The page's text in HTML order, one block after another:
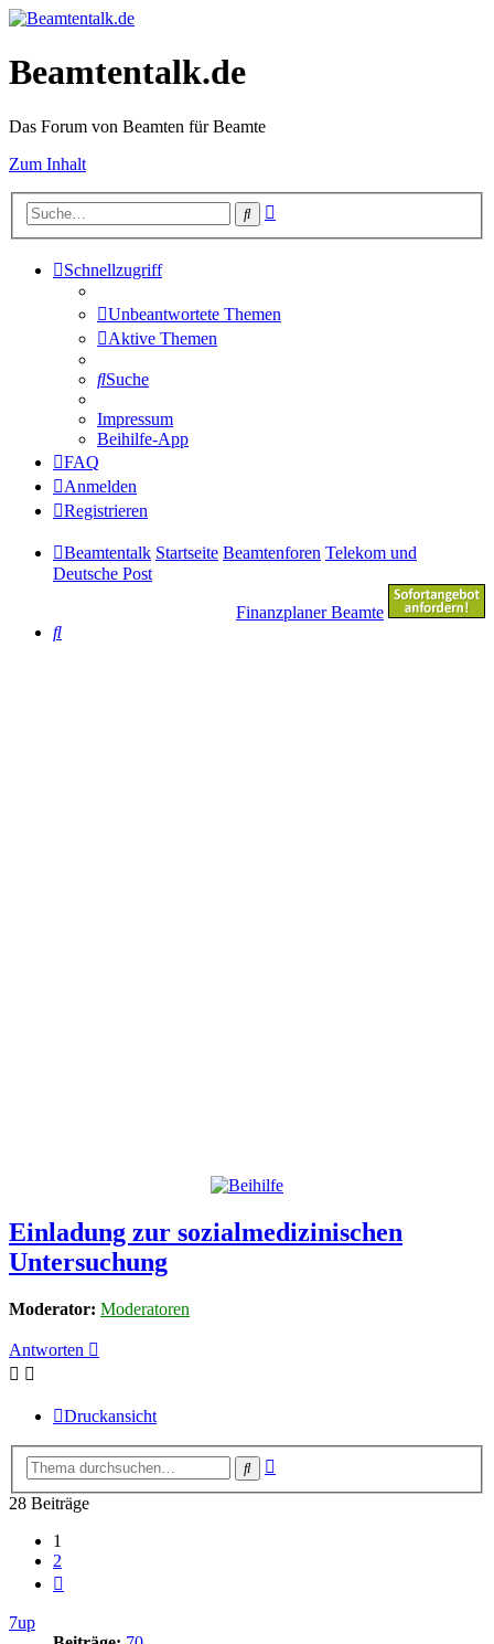
Beamtentalk.de
Das Forum von Beamten für Beamte
Zum Inhalt
Suche
Schnellzugriff
Unbeantwortete Themen
Aktive Themen
Suche
Impressum
Beihilfe-App
FAQ
Anmelden
Registrieren
Beamtentalk Startseite Beamtenforen Telekom und
Deutsche Post
Finanzplaner Beamte
Suche
Einladung zur sozialmedizinischen
Untersuchung
Moderator: Moderatoren
Antworten
Druckansicht
Suche
28 Beiträge
1
2
7up